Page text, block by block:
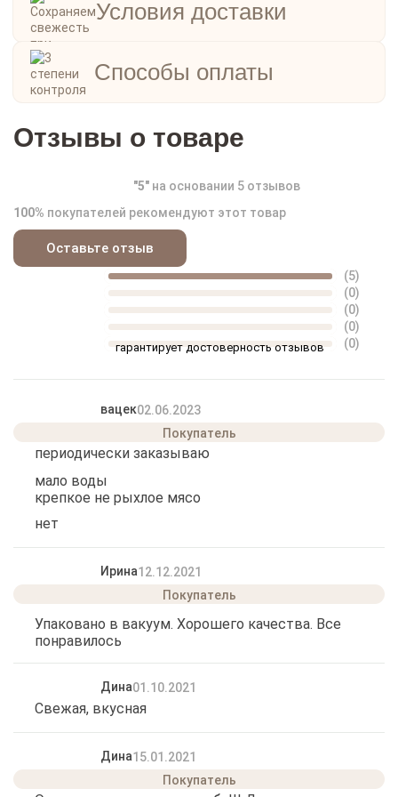
Московской области.Условия доставки
Способы оплаты
Отзывы о товаре
"5" на основании 5 отзывов
100% покупателей рекомендуют этот товар
Оставьте отзыв
(5)
(0)
(0)
(0)
(0)
гарантирует достоверность отзывов
вацек02.06.2023
периодически заказываю
мало воды
крепкое не рыхлое мясо
нет
Ирина12.12.2021
Упаковано в вакуум. Хорошего качества. Все
понравилось
Дина01.10.2021
Свежая, вкусная
Дина15.01.2021